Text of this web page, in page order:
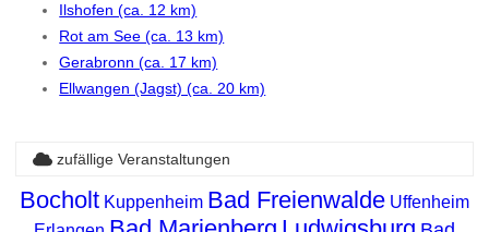
Ilshofen (ca. 12 km)
Rot am See (ca. 13 km)
Gerabronn (ca. 17 km)
Ellwangen (Jagst) (ca. 20 km)
zufällige Veranstaltungen
Bocholt Kuppenheim Bad Freienwalde Uffenheim